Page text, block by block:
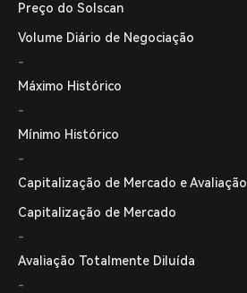
Preço do Solscan
Volume Diário de Negociação
-
Máximo Histórico
-
Mínimo Histórico
-
Capitalização de Mercado e Avaliação
Capitalização de Mercado
-
Avaliação Totalmente Diluída
-